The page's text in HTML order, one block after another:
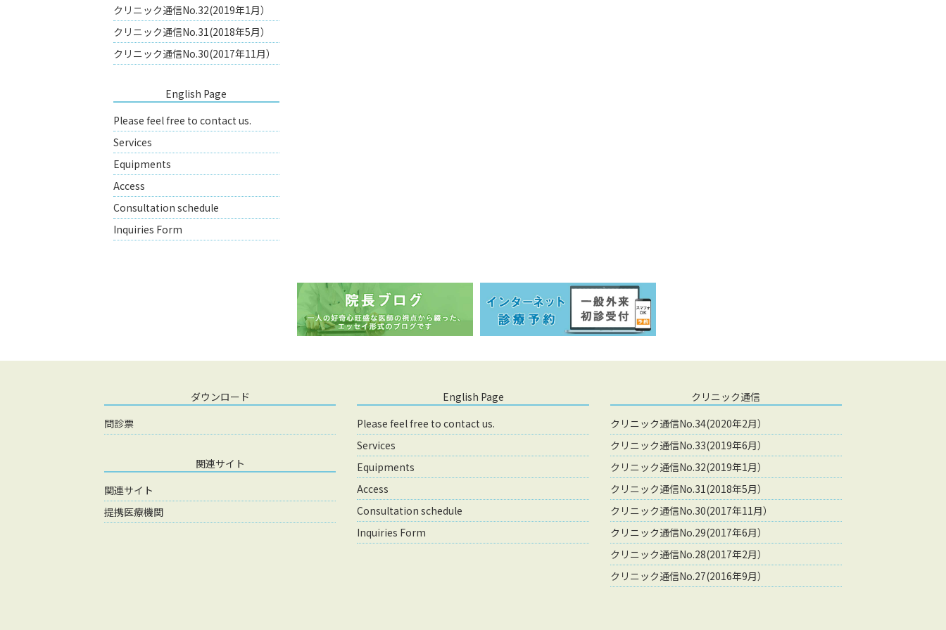
クリニック通信No.32(2019年1月）
クリニック通信No.31(2018年5月）
クリニック通信No.30(2017年11月）
English Page
Please feel free to contact us.
Services
Equipments
Access
Consultation schedule
Inquiries Form
ダウンロード
問診票
関連サイト
関連サイト
提携医療機関
English Page
Please feel free to contact us.
Services
Equipments
Access
Consultation schedule
Inquiries Form
クリニック通信
クリニック通信No.34(2020年2月）
クリニック通信No.33(2019年6月）
クリニック通信No.32(2019年1月）
クリニック通信No.31(2018年5月）
クリニック通信No.30(2017年11月）
クリニック通信No.29(2017年6月）
クリニック通信No.28(2017年2月）
クリニック通信No.27(2016年9月）